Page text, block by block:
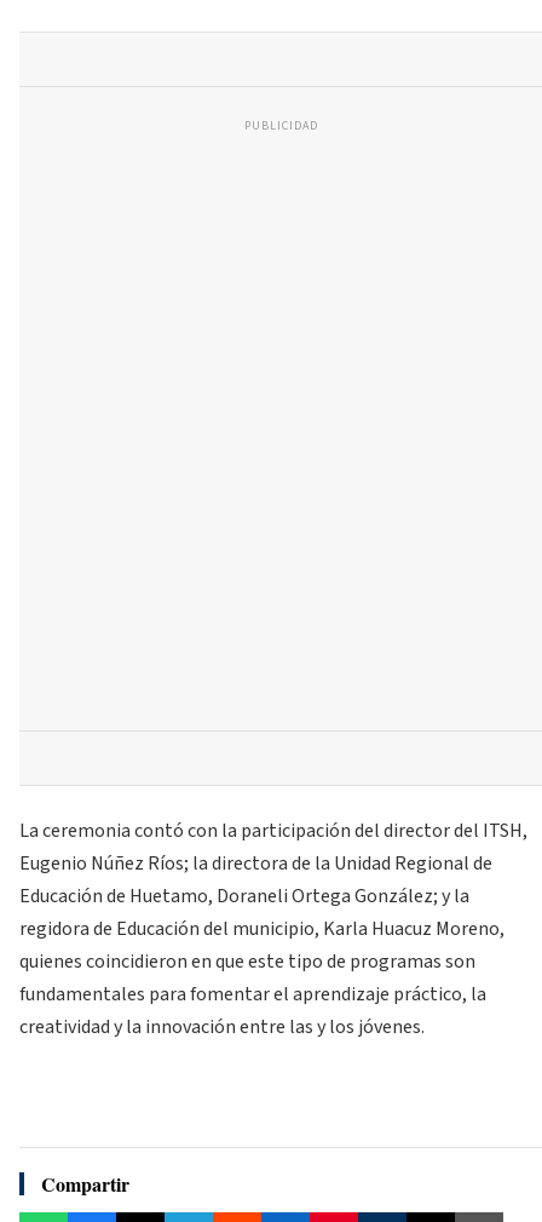
PUBLICIDAD
La ceremonia contó con la participación del director del ITSH,
Eugenio Núñez Ríos; la directora de la Unidad Regional de
Educación de Huetamo, Doraneli Ortega González; y la
regidora de Educación del municipio, Karla Huacuz Moreno,
quienes coincidieron en que este tipo de programas son
fundamentales para fomentar el aprendizaje práctico, la
creatividad y la innovación entre las y los jóvenes.
Compartir